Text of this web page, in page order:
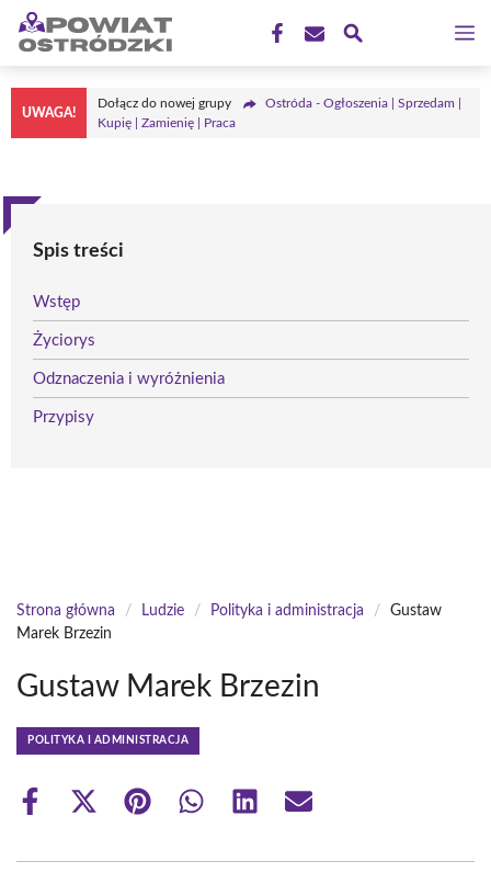
Przejdź
treści
UWAGA!
Dołącz do nowej grupy
Ostróda - Ogłoszenia | Sprzedam |
Kupię | Zamienię | Praca
Spis treści
Wstęp
Życiorys
Odznaczenia i wyróżnienia
Przypisy
Strona główna / Ludzie / Polityka i administracja /
Gustaw
Marek Brzezin
Gustaw Marek Brzezin
POLITYKA I ADMINISTRACJA
Share
Share
(Twitter)
Share Share Share Share